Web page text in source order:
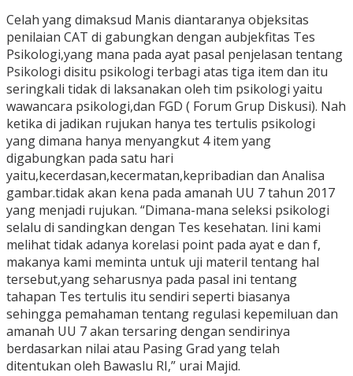
Celah yang dimaksud Manis diantaranya objeksitas
penilaian CAT di gabungkan dengan aubjekfitas Tes
Psikologi,yang mana pada ayat pasal penjelasan tentang
Psikologi disitu psikologi terbagi atas tiga item dan itu
seringkali tidak di laksanakan oleh tim psikologi yaitu
wawancara psikologi,dan FGD ( Forum Grup Diskusi). Nah
ketika di jadikan rujukan hanya tes tertulis psikologi
yang dimana hanya menyangkut 4 item yang
digabungkan pada satu hari
yaitu,kecerdasan,kecermatan,kepribadian dan Analisa
gambar.tidak akan kena pada amanah UU 7 tahun 2017
yang menjadi rujukan. “Dimana-mana seleksi psikologi
selalu di sandingkan dengan Tes kesehatan. Iini kami
melihat tidak adanya korelasi point pada ayat e dan f,
makanya kami meminta untuk uji materil tentang hal
tersebut,yang seharusnya pada pasal ini tentang
tahapan Tes tertulis itu sendiri seperti biasanya
sehingga pemahaman tentang regulasi kepemiluan dan
amanah UU 7 akan tersaring dengan sendirinya
berdasarkan nilai atau Pasing Grad yang telah
ditentukan oleh Bawaslu RI,” urai Majid.